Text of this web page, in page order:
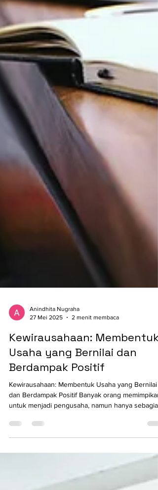
27 Mei 2025
2 menit membaca
Kewirausahaan: Membentuk
Usaha yang Bernilai dan
Berdampak Positif
Kewirausahaan: Membentuk Usaha yang Bernilai
dan Berdampak Positif Banyak orang memimpikan
untuk menjadi pengusaha, namun hanya